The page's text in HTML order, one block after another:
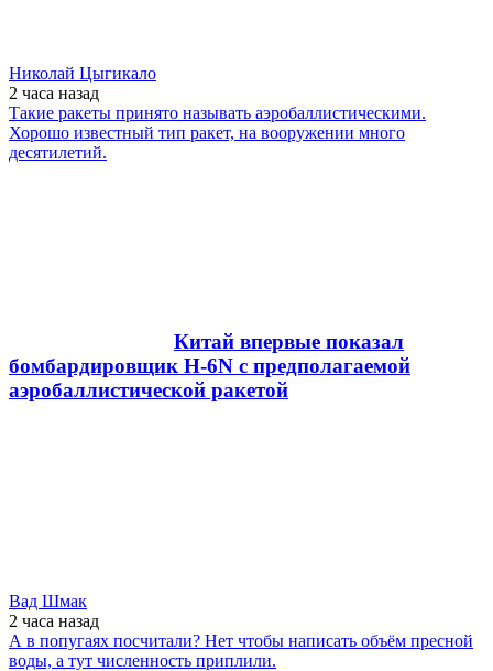
Николай Цыгикало
2 часа назад
Такие ракеты принято называть аэробаллистическими.
Хорошо известный тип ракет, на вооружении много
десятилетий.
Китай впервые показал
бомбардировщик H-6N с предполагаемой
аэробаллистической ракетой
Вад Шмак
2 часа назад
А в попугаях посчитали? Нет чтобы написать объём пресной
воды, а тут численность приплили.